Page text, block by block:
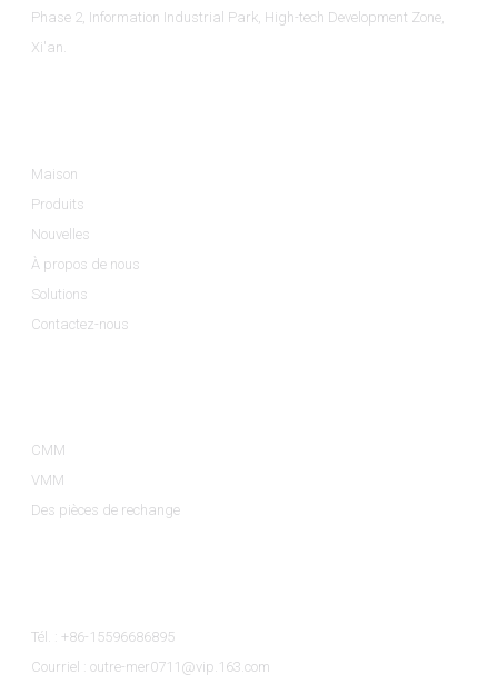
Phase 2, Information Industrial Park, High-tech Development Zone,
Xi'an.
Maison
Produits
Nouvelles
À propos de nous
Solutions
Contactez-nous
CMM
VMM
Des pièces de rechange
Tél. : +86-15596686895
Courriel : outre-mer0711@vip.163.com